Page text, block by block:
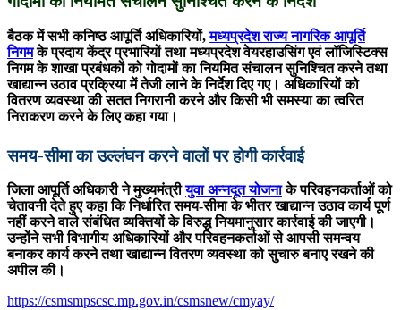
बैठक में सभी कनिष्ठ आपूर्ति अधिकारियों,मध्यप्रदेश राज्य नागरिक आपूर्ति
निगमके प्रदाय केंद्र प्रभारियों तथा मध्यप्रदेश वेयरहाउसिंग एवं लॉजिस्टिक्स
निगम के शाखा प्रबंधकों को गोदामों का नियमित संचालन सुनिश्चित करने तथा
खाद्यान्न उठाव प्रक्रिया में तेजी लाने के निर्देश दिए गए। अधिकारियों को
वितरण व्यवस्था की सतत निगरानी करने और किसी भी समस्या का त्वरित
निराकरण करने के लिए कहा गया।
समय-सीमा का उल्लंघन करने वालों पर होगी कार्रवाई
जिला आपूर्ति अधिकारी ने मुख्यमंत्रीयुवा अन्नदूत योजनाके परिवहनकर्ताओं को
चेतावनी देते हुए कहा कि निर्धारित समय-सीमा के भीतर खाद्यान्न उठाव कार्य पूर्ण
नहीं करने वाले संबंधित व्यक्तियों के विरुद्ध नियमानुसार कार्रवाई की जाएगी।
उन्होंने सभी विभागीय अधिकारियों और परिवहनकर्ताओं से आपसी समन्वय
बनाकर कार्य करने तथा खाद्यान्न वितरण व्यवस्था को सुचारु बनाए रखने की
अपील की।
https://csmsmpscsc.mp.gov.in/csmsnew/cmyay/